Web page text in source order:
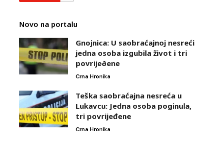
Novo na portalu
Gnojnica: U saobraćajnoj nesreći
jedna osoba izgubila život i tri
povrijeðene
Crna Hronika
Teška saobraćajna nesreća u
Lukavcu: Jedna osoba poginula,
tri povrijeđene
Crna Hronika